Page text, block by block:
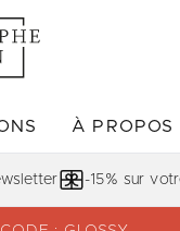
Accédez au sous-menu (BEST-
À PROPOS
-15% sur